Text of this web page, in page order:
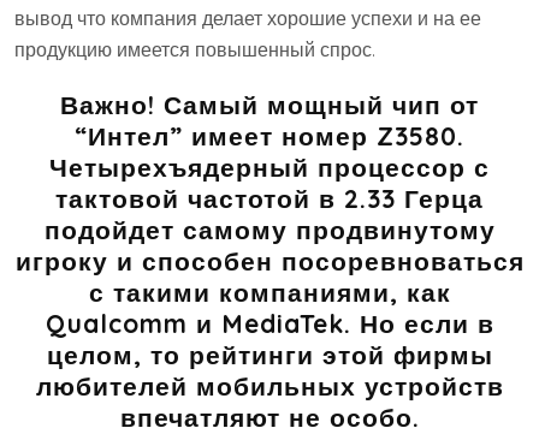
вывод что компания делает хорошие успехи и на ее
продукцию имеется повышенный спрос.
Важно! Самый мощный чип от
“Интел” имеет номер Z3580.
Четырехъядерный процессор с
тактовой частотой в 2.33 Герца
подойдет самому продвинутому
игроку и способен посоревноваться
с такими компаниями, как
Qualcomm и MediaTek. Но если в
целом, то рейтинги этой фирмы
любителей мобильных устройств
впечатляют не особо.